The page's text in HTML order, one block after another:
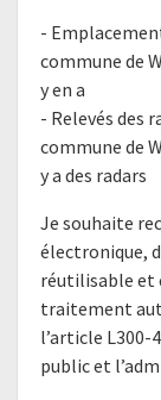
-
commune de
y en a
- Relevés des
commune de
y a des radars
Je souhaite
électronique,
réutilisable et
traitement
l’article L300-
public et